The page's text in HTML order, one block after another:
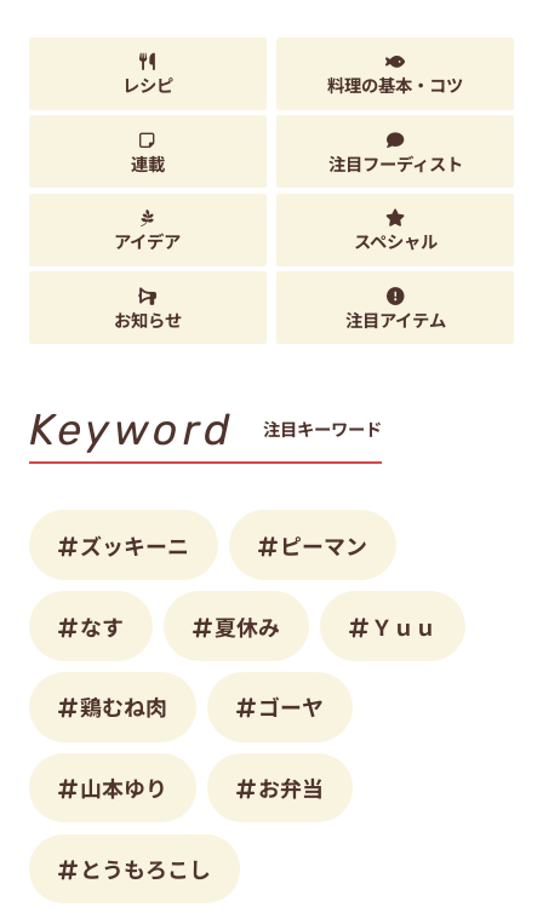
レシピ 料理の基本・コツ
連載 注目フーディスト
アイデア スペシャル
お知らせ 注目アイテム
Keyword 注目キーワード
ズッキーニ ピーマン
なす 夏休み Ｙｕｕ
鶏むね肉 ゴーヤ
山本ゆり お弁当
とうもろこし